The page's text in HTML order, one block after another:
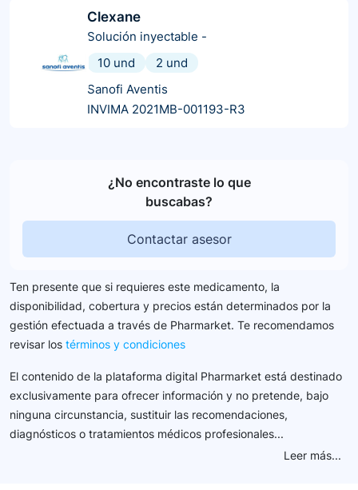
Clexane
Solución inyectable -
10 und
2 und
Sanofi Aventis
INVIMA 2021MB-001193-R3
¿No encontraste lo que
buscabas?
Contactar asesor
Ten presente que si requieres este medicamento, la
disponibilidad, cobertura y precios están determinados por la
gestión efectuada a través de Pharmarket. Te recomendamos
revisar los términos y condiciones
El contenido de la plataforma digital Pharmarket está destinado
exclusivamente para ofrecer información y no pretende, bajo
ninguna circunstancia, sustituir las recomendaciones,
diagnósticos o tratamientos médicos profesionales...
Leer más...